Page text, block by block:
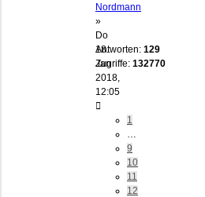
Nordmann
»
Do
18.
Jan
2018,
12:05
1
9
10
11
12
Antworten: 129
Zugriffe: 132770